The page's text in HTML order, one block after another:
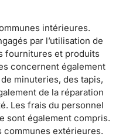
intérieures.
par l’utilisation de
fournitures et produits
concernent également
minuteries, des tapis,
de la réparation
Les frais du personnel
sont également compris.
communes extérieures.